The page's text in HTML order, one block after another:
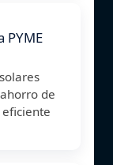
PYME
de